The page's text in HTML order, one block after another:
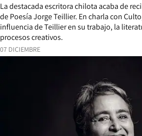
07 DICIEMBRE
La destacada escritora chilota acaba de
de Poesía Jorge Teillier. En charla con
influencia de Teillier en su trabajo, la
procesos creativos.